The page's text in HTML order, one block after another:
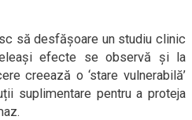
să desfășoare un studiu clinic
efecte se observă și la
creează o ‘stare vulnerabilă’
suplimentare pentru a proteja